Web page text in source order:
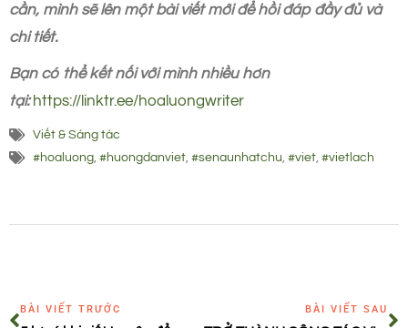
cần, mình sẽ lên một bài viết mới để hồi đáp đầy đủ và
chi tiết.
Bạn có thể kết nối với mình nhiều hơn
tại:https://linktr.ee/hoaluongwriter
Viết & Sáng tác
#hoaluong, #huongdanviet, #senaunhatchu, #viet, #vietlach
BÀI VIẾT TRƯỚC BÀI VIẾT SAU